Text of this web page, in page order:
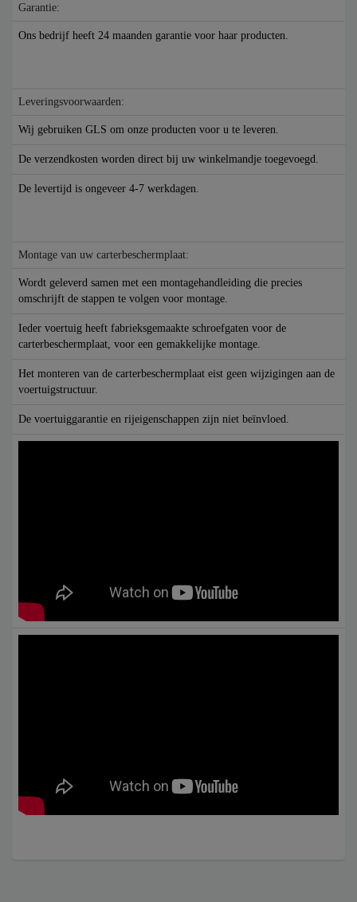
Garantie:
Ons bedrijf heeft 24 maanden garantie voor haar producten.
Leveringsvoorwaarden:
Wij gebruiken GLS om onze producten voor u te leveren.
De verzendkosten worden direct bij uw winkelmandje toegevoegd.
De levertijd is ongeveer 4-7 werkdagen.
Montage van uw carterbeschermplaat:
Wordt geleverd samen met een montagehandleiding die precies
omschrijft de stappen te volgen voor montage.
Ieder voertuig heeft fabrieksgemaakte schroefgaten voor de
carterbeschermplaat, voor een gemakkelijke montage.
Het monteren van de carterbeschermplaat eist geen wijzigingen aan de
voertuigstructuur.
De voertuiggarantie en rijeigenschappen zijn niet beïnvloed.